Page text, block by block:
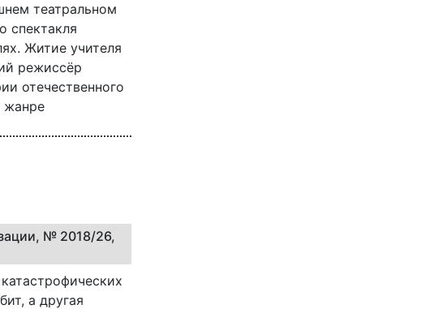
театральном
спектакля
Житие учителя
режиссёр
отечественного
жанре
№ 2018/26,
а другая